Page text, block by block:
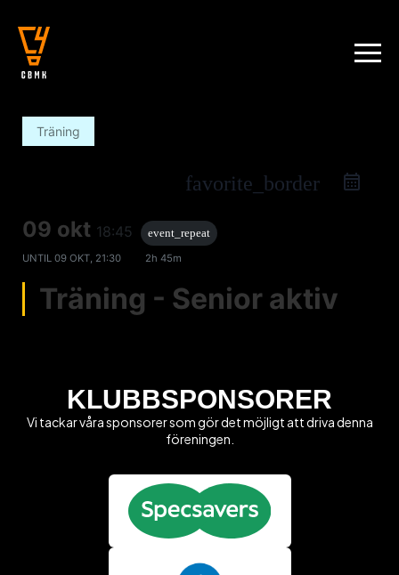
Träning
favorite_border
09 okt 18:45
event_repeat
UNTIL 09 OKT, 21:30 2h 45m
Träning - Senior aktiv
KLUBBSPONSORER
Vi tackar våra sponsorer som gör det möjligt att driva denna
föreningen.